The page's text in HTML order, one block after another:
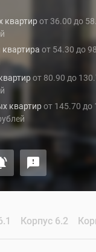
квартирот 36.00 до
от 54.30 до
от 80.90 до
квартирот 145.70 до
Корпус 6.2